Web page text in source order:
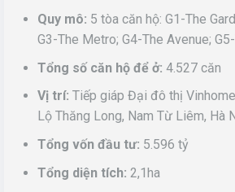
Quy mô: 5 tòa căn hộ: G1-The
G3-The Metro; G4-The Avenue;
Tổng số căn hộ để ở: 4.527 căn
Vị trí: Tiếp giáp Đại đô thị
Lộ Thăng Long, Nam Từ Liêm, Hà
Tổng vốn đầu tư: 5.596 tỷ
Tổng diện tích: 2,1ha